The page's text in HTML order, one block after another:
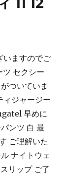
いますのでご
ツ セクシー
ついていま
ィジャージー
早めに
ンツ 白 最
ご理解いた
ナイトウェ
リップ ご了